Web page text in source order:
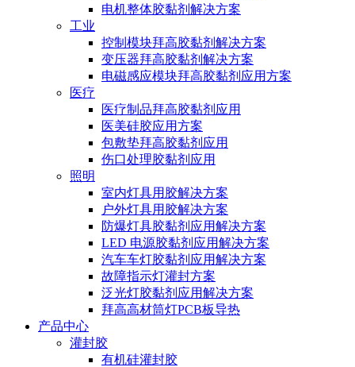
电机整体胶黏剂解决方案
工业
控制模块拜高胶黏剂解决方案
变压器拜高胶黏剂解决方案
电磁感应模块拜高胶黏剂应用方案
医疗
医疗制品拜高胶黏剂应用
医美硅胶应用方案
包敷垫拜高胶黏剂应用
伤口处理胶黏剂应用
照明
室内灯具用胶解决方案
户外灯具用胶解决方案
防爆灯具胶黏剂应用解决方案
LED 电源胶黏剂应用解决方案
汽车车灯胶黏剂应用解决方案
故障指示灯灌封方案
泛光灯胶黏剂应用解决方案
拜高高材筒灯PCB板导热
产品中心
灌封胶
有机硅灌封胶